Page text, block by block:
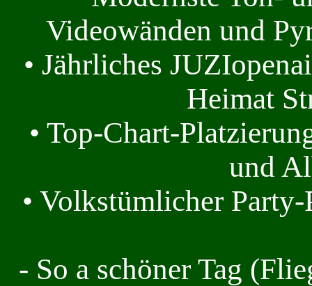
Videowänden und
• Jährliches
Heimat
• Top-Chart-
und
• Volkstümlicher
- So a schöner Tag